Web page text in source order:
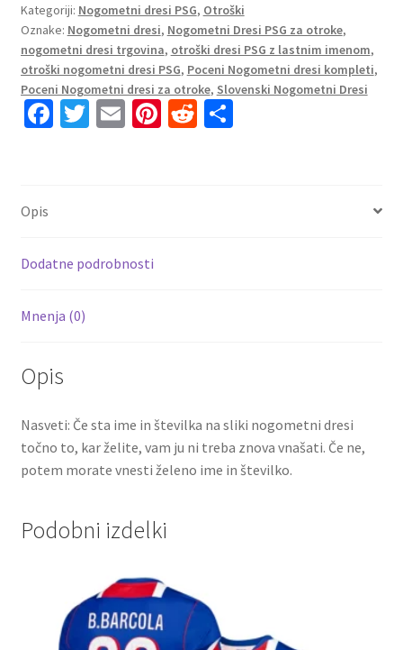
otroke
Paris
Saint-
Germain
PSG
Vratar
Gianluigi
1
Kategoriji: Nogometni dresi PSG, Otroški
Oznake: Nogometni dresi, Nogometni Dresi PSG za otroke,
nogometni dresi trgovina, otroški dresi PSG z lastnim imenom,
otroški nogometni dresi PSG, Poceni Nogometni dresi kompleti,
Poceni Nogometni dresi za otroke, Slovenski Nogometni Dresi
Fa
k
T E Pi R S
Opis
Dodatne podrobnosti
Mnenja (0)
Opis
Nasveti: Če sta ime in številka na sliki nogometni dresi
točno to, kar želite, vam ju ni treba znova vnašati. Če ne,
potem morate vnesti želeno ime in številko.
Podobni izdelki